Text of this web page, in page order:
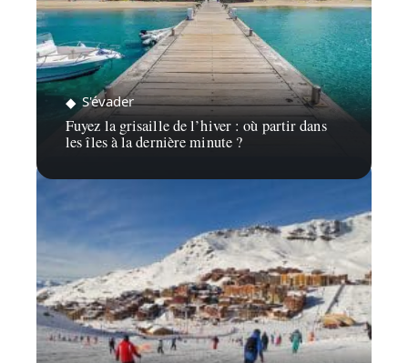
S'évader
Fuyez la grisaille de l’hiver : où partir dans
les îles à la dernière minute ?